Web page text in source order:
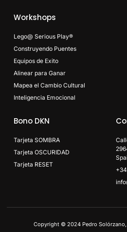
Workshops
Lego@ Serious Play®
Construyendo Puentes
Equipos de Exito
Alinear para Ganar
Mapea el Cambio Cultural
Inteligencia Emocional
Bono DKN
Tarjeta SOMBRA
Tarjeta OSCURIDAD
Tarjeta RESET
Copyright © 2024 Pedro Solórzano,